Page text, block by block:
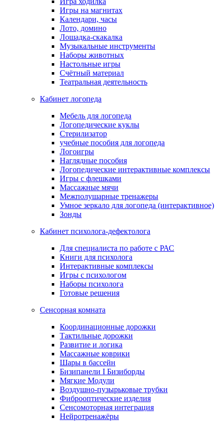
Игры на магнитах
Календари, часы
Лото, домино
Лошадка-скакалка
Музыкальные инструменты
Наборы животных
Настольные игры
Счётный материал
Театральная деятельность
Кабинет логопеда
Мебель для логопеда
Логопедические куклы
Стерилизатор
учебные пособия для логопеда
Логоигры
Наглядные пособия
Логопедические интерактивные комплексы
Игры с флешками
Массажные мячи
Межполушарные тренажеры
Умное зеркало для логопеда (интерактивное)
Зонды
Кабинет психолога-дефектолога
Для специалиста по работе с РАС
Книги для психолога
Интерактивные комплексы
Игры с психологом
Наборы психолога
Готовые решения
Сенсорная комната
Координационные дорожки
Тактильные дорожки
Развитие и логика
Массажные коврики
Шары в бассейн
Бизипанели I Бизиборды
Мягкие Модули
Воздушно-пузырьковые трубки
Фиброоптические изделия
Сенсомоторная интеграция
Нейротренажёры